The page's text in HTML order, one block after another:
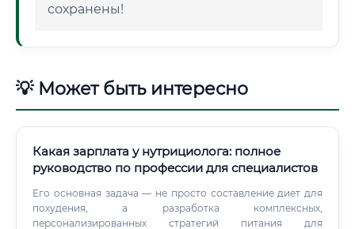
сохранены!
💡 Может быть интересно
Какая зарплата у нутрициолога: полное
руководство по профессии для специалистов
Его основная задача — не просто составление диет для
похудения, а разработка комплексных,
персонализированных стратегий питания для